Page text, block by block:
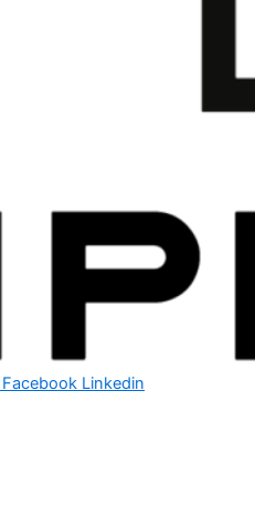
Facebook Linkedin